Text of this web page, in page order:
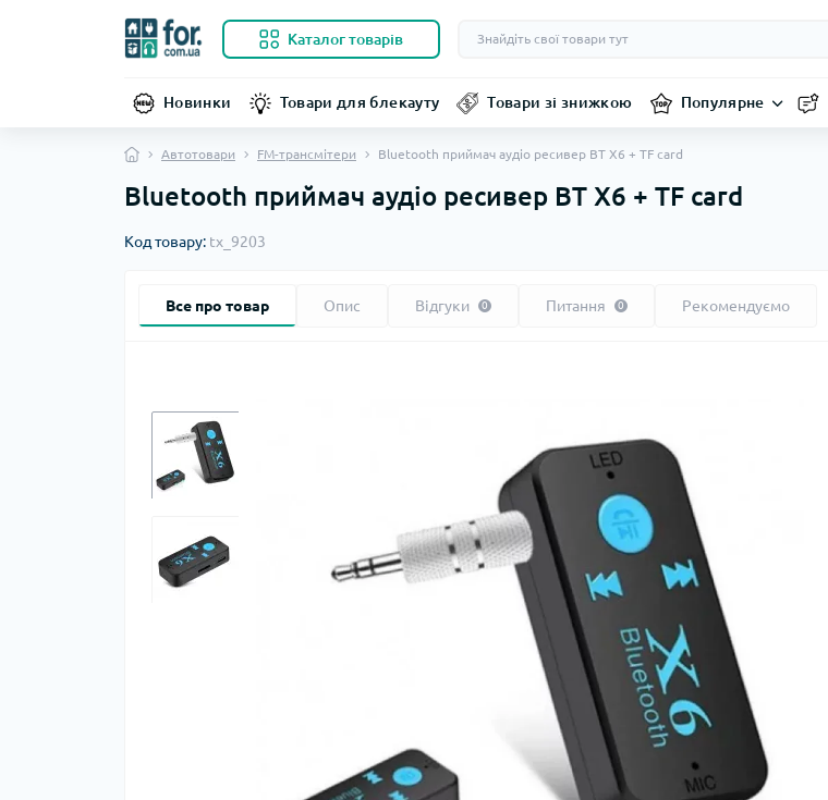
Каталог товарів
Новинки Товари для блекауту Товари зі знижкою Популярне
Автотовари FM-трансмітери Bluetooth приймач аудіо ресивер BT X6 + TF card
Bluetooth приймач аудіо ресивер BT X6 + TF card
Код товару: tx_9203
Все про товар Опис Відгуки 0 Питання 0 Рекомендуємо